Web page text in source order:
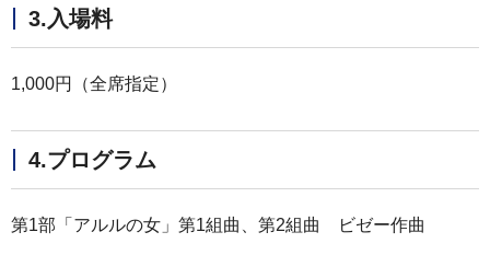
3.入場料
1,000円（全席指定）
4.プログラム
第1部「アルルの女」第1組曲、第2組曲 ビゼー作曲